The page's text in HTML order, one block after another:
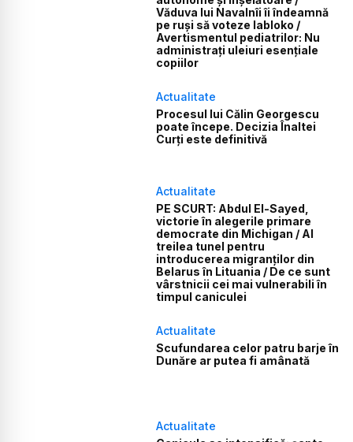
Văduva lui Navalnîi îi îndeamnă
pe ruși să voteze Iabloko /
Avertismentul pediatrilor: Nu
administrați uleiuri esențiale
copiilor
Actualitate
Procesul lui Călin Georgescu
poate începe. Decizia Înaltei
Curți este definitivă
Actualitate
PE SCURT: Abdul El-Sayed,
victorie în alegerile primare
democrate din Michigan / Al
treilea tunel pentru
introducerea migranților din
Belarus în Lituania / De ce sunt
vârstnicii cei mai vulnerabili în
timpul caniculei
Actualitate
Scufundarea celor patru barje în
Dunăre ar putea fi amânată
Actualitate